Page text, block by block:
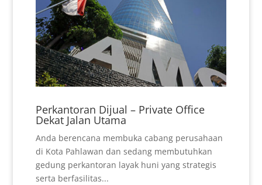
Perkantoran Dijual – Private Office
Dekat Jalan Utama
Anda berencana membuka cabang perusahaan
di Kota Pahlawan dan sedang membutuhkan
gedung perkantoran layak huni yang strategis
serta berfasilitas...